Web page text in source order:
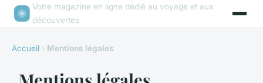
Votre magazine en ligne dédié au voyage et aux
découvertes
Accueil › Mentions légales